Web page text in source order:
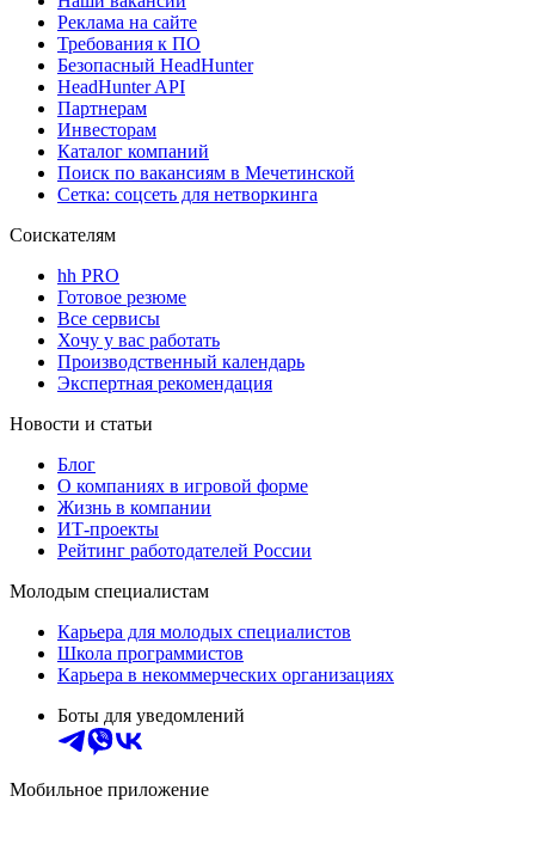
Реклама на сайте
Требования к ПО
Безопасный HeadHunter
HeadHunter API
Партнерам
Инвесторам
Каталог компаний
Поиск по вакансиям в Мечетинской
Сетка: соцсеть для нетворкинга
Соискателям
hh PRO
Готовое резюме
Все сервисы
Хочу у вас работать
Производственный календарь
Экспертная рекомендация
Новости и статьи
Блог
О компаниях в игровой форме
Жизнь в компании
ИТ-проекты
Рейтинг работодателей России
Молодым специалистам
Карьера для молодых специалистов
Школа программистов
Карьера в некоммерческих организациях
Боты для уведомлений
Мобильное приложение